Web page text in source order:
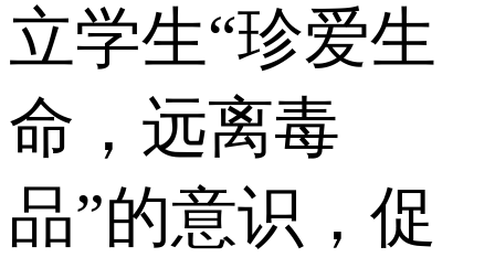
立学生“珍爱生
命，远离毒
品”的意识，促